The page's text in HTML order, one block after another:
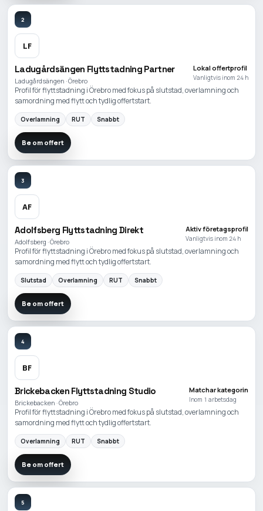
2
LF
Ladugårdsängen Flyttstadning Partner
Ladugårdsängen · Örebro
Lokal offertprofil
Vanligtvis inom 24 h
Profil för flyttstadning i Örebro med fokus på slutstad, overlamning och
samordning med flytt och tydlig offertstart.
Overlamning RUT Snabbt
Be om offert
3
AF
Adolfsberg Flyttstadning Direkt
Adolfsberg · Örebro
Aktiv företagsprofil
Vanligtvis inom 24 h
Profil för flyttstadning i Örebro med fokus på slutstad, overlamning och
samordning med flytt och tydlig offertstart.
Slutstad Overlamning RUT Snabbt
Be om offert
4
BF
Brickebacken Flyttstadning Studio
Brickebacken · Örebro
Matchar kategorin
Inom 1 arbetsdag
Profil för flyttstadning i Örebro med fokus på slutstad, overlamning och
samordning med flytt och tydlig offertstart.
Overlamning RUT Snabbt
Be om offert
5